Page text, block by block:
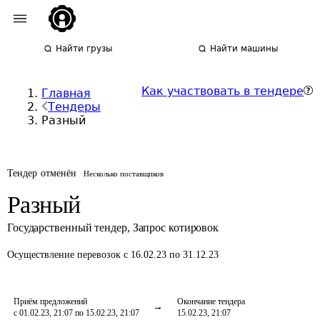
Найти грузы Найти машины
Главная
Тендеры
Разный
Как участвовать в тендере
Тендер отменён Несколько поставщиков
Разный
Государственный тендер, Запрос котировок
Осуществление перевозок с 16.02.23 по 31.12.23
Приём предложений
с 01.02.23, 21:07 по 15.02.23, 21:07
Окончание тендера
15.02.23, 21:07